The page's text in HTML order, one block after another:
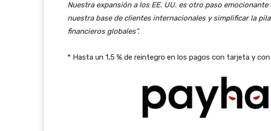
Nuestra expansión a los EE. UU. es otro paso
nuestra base de clientes internacionales y simplificar la
financieros globales”.
* Hasta un 1,5 % de reintegro en los pagos con tarjeta y